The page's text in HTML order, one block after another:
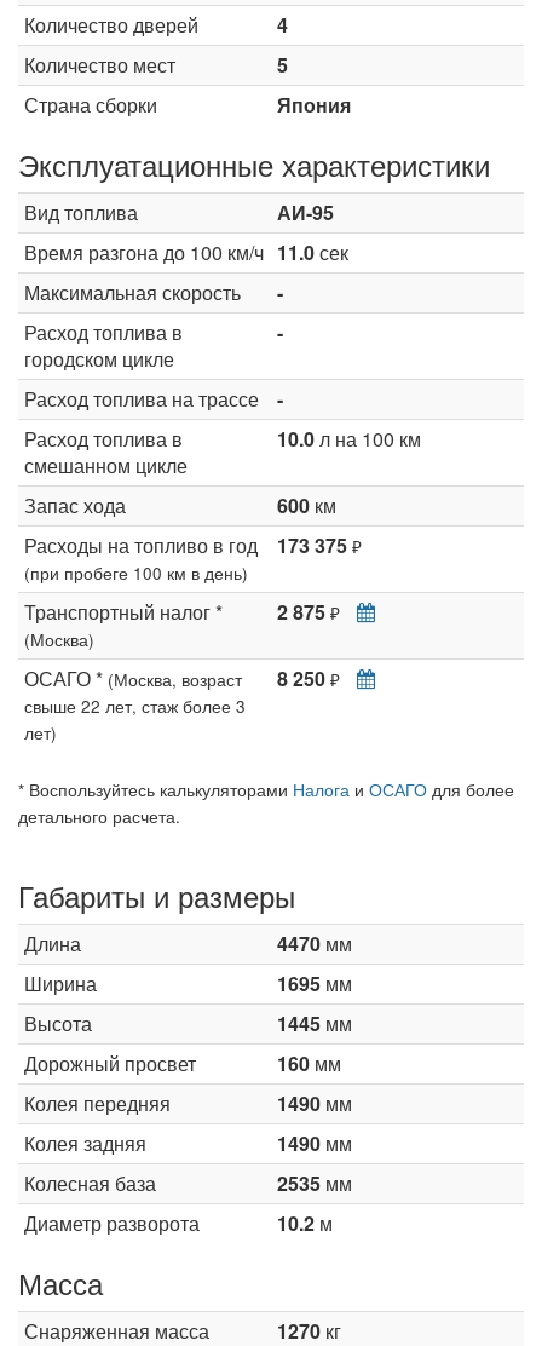
Количество дверей
4
Количество мест
5
Страна сборки
Япония
Эксплуатационные характеристики
Вид топлива
АИ-95
Время разгона до 100 км/ч 11.0сек
Максимальная скорость
-
Расход топлива в
городском цикле
-
Расход топлива на трассе
-
Расход топлива в
смешанном цикле
10.0л на 100 км
Запас хода 600 км
Расходы на топливо в год
(при пробеге 100 км в день)
173 375 ₽
Транспортный налог *
(Москва)
2 875 ₽
ОСАГО * (Москва, возраст
свыше 22 лет, стаж более 3
лет)
8 250 ₽
* Воспользуйтесь калькуляторами Налога и ОСАГО для более
детального расчета.
Габариты и размеры
Длина 4470 мм
Ширина
1695 мм
Высота
1445 мм
Дорожный просвет
160 мм
Колея передняя
1490 мм
Колея задняя
1490 мм
Колесная база
2535 мм
Диаметр разворота
10.2 м
Масса
Снаряженная масса 1270 кг